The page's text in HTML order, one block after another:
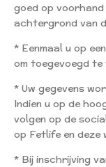
goed op voorhand
achtergrond van
* Eenmaal u op
om toegevoegd
* Uw gegevens
Indien u op de
volgen op de
op Fetlife en deze
* Bij inschrijving